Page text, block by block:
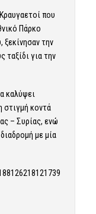
που
Πάρκο
την
ταξίδι για την
καλύψει
στιγμή κοντά
– Συρίας, ενώ
με μία